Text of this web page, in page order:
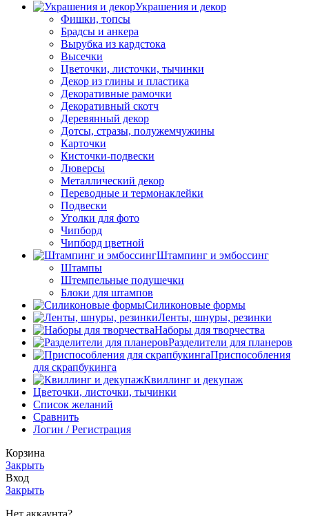
Украшения и декор
Фишки, топсы
Брадсы и анкера
Вырубка из кардстока
Высечки
Цветочки, листочки, тычинки
Декор из глины и пластика
Декоративные рамочки
Декоративный скотч
Деревянный декор
Дотсы, стразы, полужемчужины
Карточки
Кисточки-подвески
Люверсы
Металлический декор
Переводные и термонаклейки
Подвески
Уголки для фото
Чипборд
Чипборд цветной
Штампинг и эмбоссинг
Штампы
Штемпельные подушечки
Блоки для штампов
Силиконовые формы
Ленты, шнуры, резинки
Наборы для творчества
Разделители для планеров
Приспособления
для скрапбукинга
Квиллинг и декупаж
Цветочки, листочки, тычинки
Список желаний
Сравнить
Логин / Регистрация
Корзина
Закрыть
Вход
Закрыть